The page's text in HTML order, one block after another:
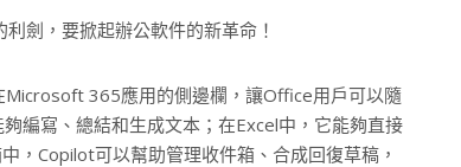
劍，要掀起辦公軟件的新革命！
365應用的側邊欄，讓Office用戶可以隨
編寫、總結和生成文本；在Excel中，它能夠直接
，Copilot可以幫助管理收件箱、合成回復草稿，